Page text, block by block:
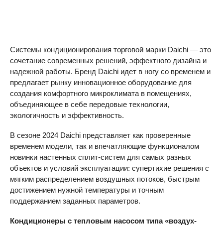
Системы кондиционирования торговой марки Daichi — это
сочетание современных решений, эффектного дизайна и
надежной работы. Бренд Daichi идет в ногу со временем и
предлагает рынку инновационное оборудование для
создания комфортного микроклимата в помещениях,
объединяющее в себе передовые технологии,
экологичность и эффективность.
В сезоне 2024 Daichi представляет как проверенные
временем модели, так и впечатляющие функционалом
новинки настенных сплит-систем для самых разных
объектов и условий эксплуатации: супертихие решения с
мягким распределением воздушных потоков, быстрым
достижением нужной температуры и точным
поддержанием заданных параметров.
Кондиционеры с тепловым насосом типа «воздух-